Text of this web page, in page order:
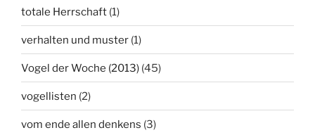
totale Herrschaft (1)
verhalten und muster (1)
Vogel der Woche (2013) (45)
vogellisten (2)
vom ende allen denkens (3)